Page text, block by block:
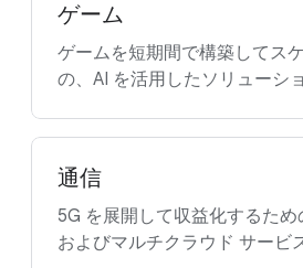
ゲーム
ゲームを短期間で構築してス
の、AI を活用したソリューショ
通信
5G を展開して収益化するた
およびマルチクラウド サービ